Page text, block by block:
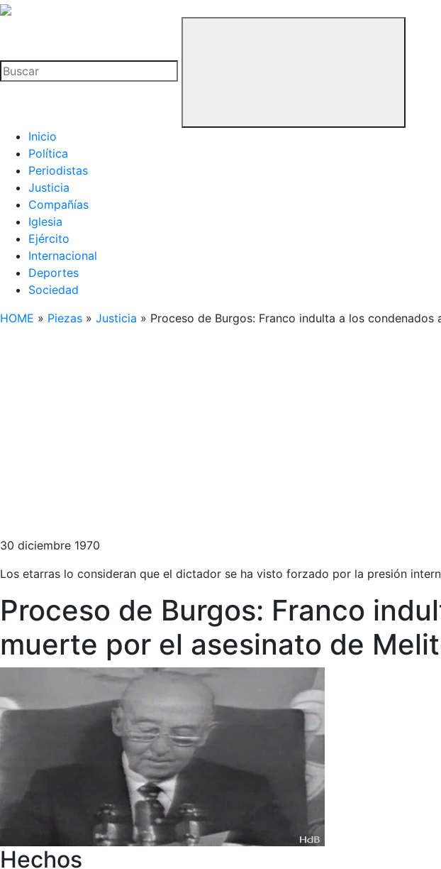
La
Buitre
Inicio
Política
Periodistas
Justicia
Compañías
Iglesia
Ejército
Internacional
Deportes
Sociedad
HOME » Piezas » Justicia » Proceso de Burgos: Franco indulta a los
30 diciembre 1970
Los etarras lo consideran que el dictador se ha visto forzado por la presión
Proceso de Burgos: Franco
muerte por el asesinato de
Hechos